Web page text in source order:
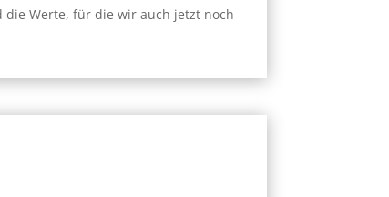
die Werte, für die wir auch jetzt noch